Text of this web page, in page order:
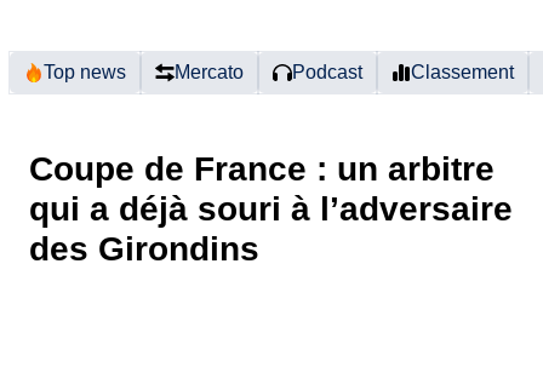
Top news Mercato Podcast Classement
Coupe de France : un arbitre
qui a déjà souri à l’adversaire
des Girondins